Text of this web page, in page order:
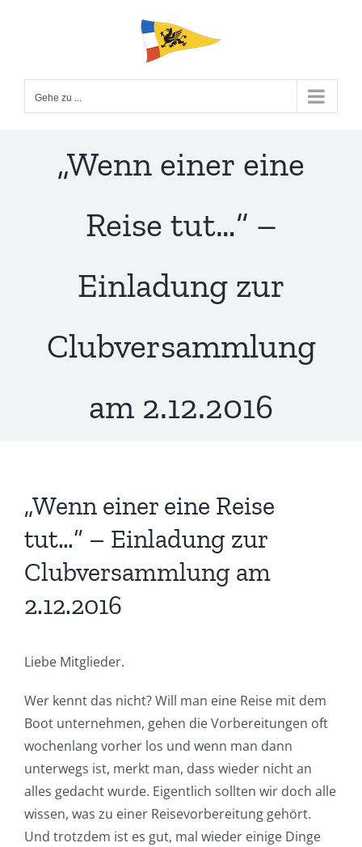
Gehe zu ...
„Wenn einer eine
Reise tut…“ –
Einladung zur
Clubversammlung
am 2.12.2016
„Wenn einer eine Reise
tut…“ – Einladung zur
Clubversammlung am
2.12.2016
Liebe Mitglieder.
Wer kennt das nicht? Will man eine Reise mit dem
Boot unternehmen, gehen die Vorbereitungen oft
wochenlang vorher los und wenn man dann
unterwegs ist, merkt man, dass wieder nicht an
alles gedacht wurde. Eigentlich sollten wir doch alle
wissen, was zu einer Reisevorbereitung gehört.
Und trotzdem ist es gut, mal wieder einige Dinge